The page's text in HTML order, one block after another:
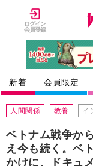
ログイン
会員登録
新着 会員限定
人間関係 教養 イ
ベトナム戦争か
え今も続く。ベ
かけに、ドキュ